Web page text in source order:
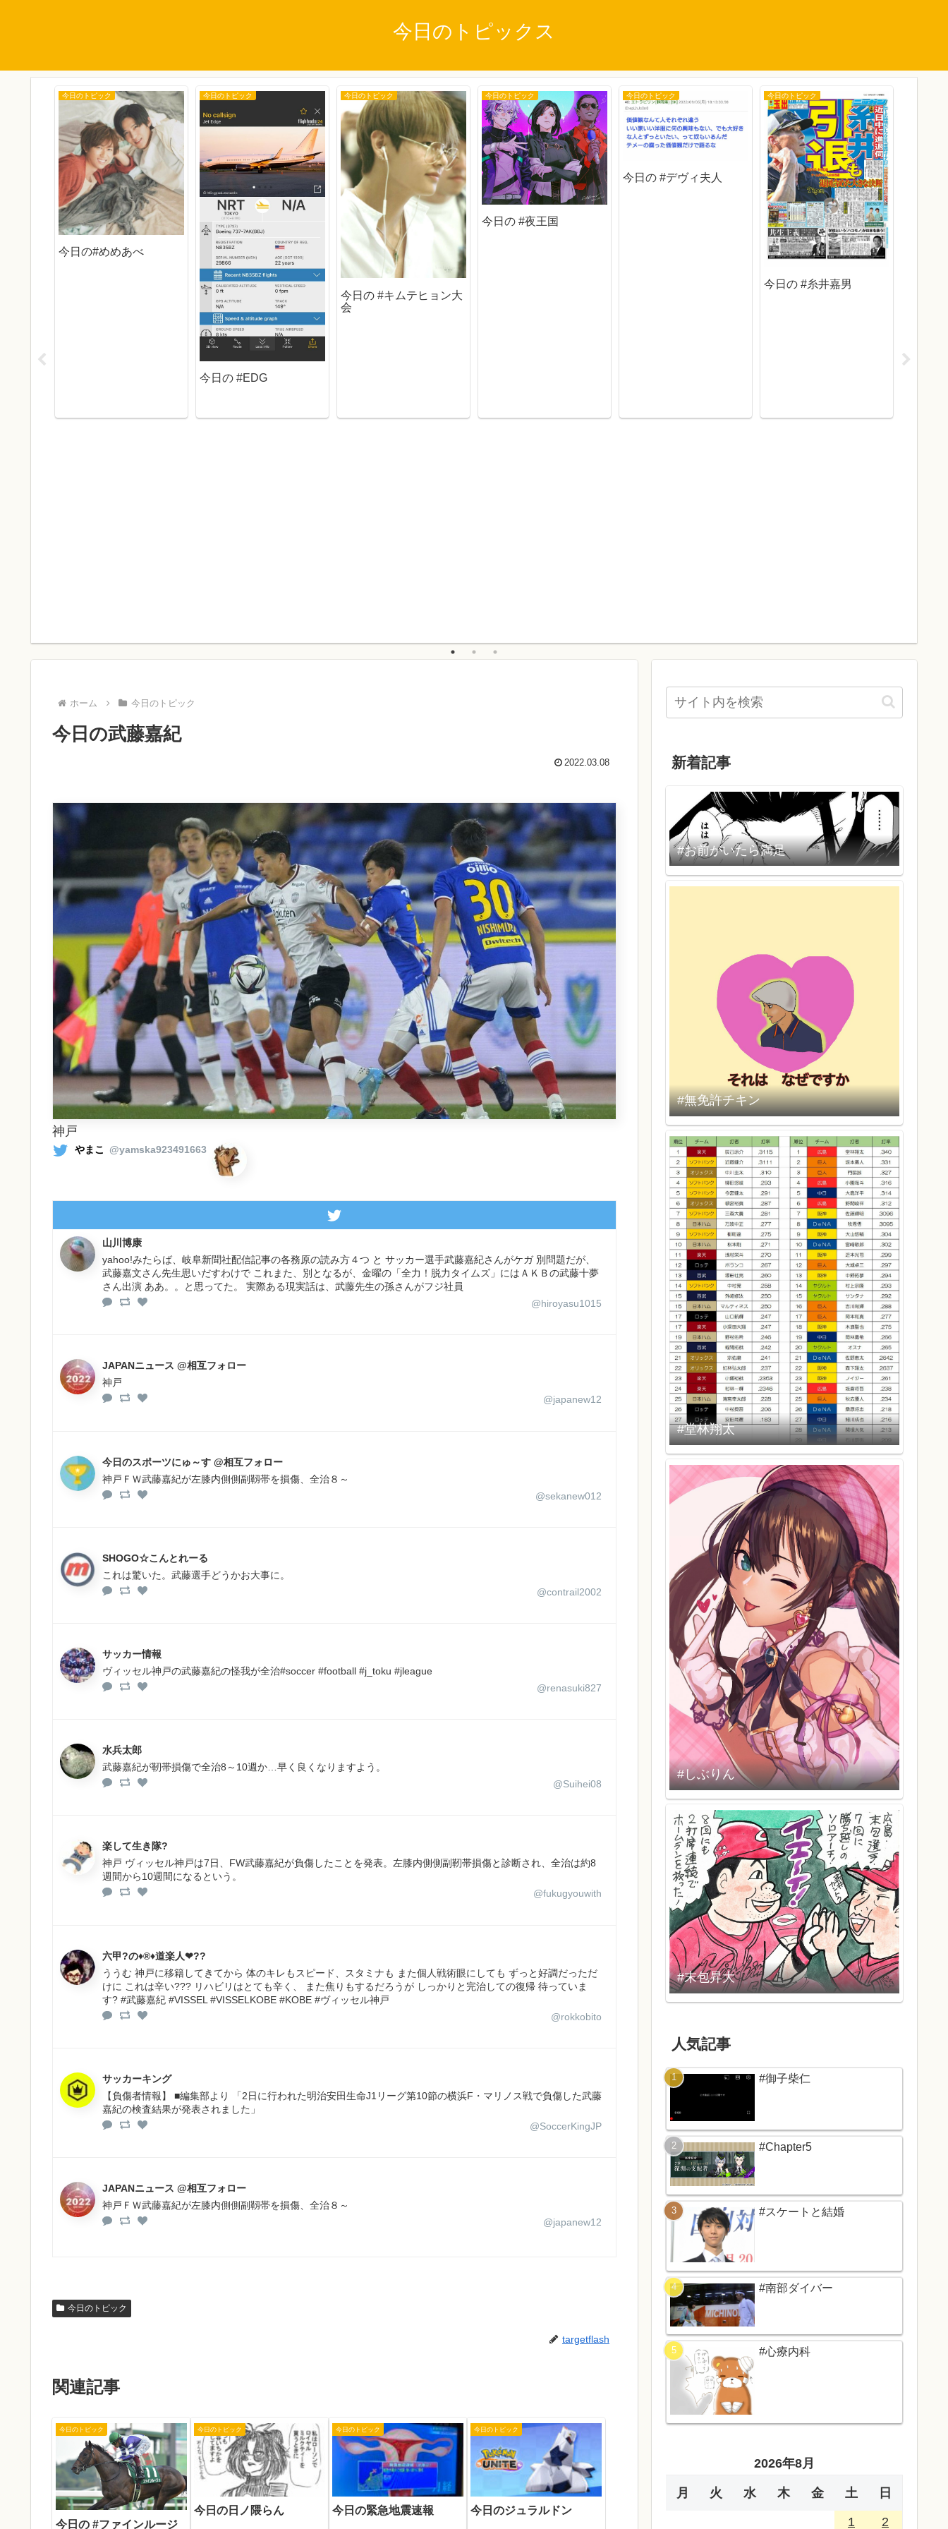
今日のトピックス
今日のトピック
今日の#めめあべ
今日のトピック
今日の #EDG
今日のトピック
今日の #キムテヒョン大
会
今日のトピック
今日の #夜王国
今日のトピック
今日の #デヴィ夫人
今日のトピック
今日の #糸井嘉男
ホーム 今日のトピック
今日の武藤嘉紀
2022.03.08
神戸
やまこ @yamska923491663
山川博康
yahoo!みたらば、岐阜新聞社配信記事の各務原の読み方４つ と サッカー選手武藤嘉紀さんがケガ 別問題だが、
武藤嘉文さん先生思いだすわけで これまた、別となるが、金曜の「全力！脱力タイムズ」にはＡＫＢの武藤十夢
さん出演 ああ。。と思ってた。 実際ある現実話は、武藤先生の孫さんがフジ社員
@hiroyasu1015
JAPANニュース @相互フォロー
神戸
@japanew12
今日のスポーツにゅ～す @相互フォロー
神戸ＦＷ武藤嘉紀が左膝内側側副靱帯を損傷、全治８～
@sekanew012
SHOGO☆こんとれーる
これは驚いた。武藤選手どうかお大事に。
@contrail2002
サッカー情報
ヴィッセル神戸の武藤嘉紀の怪我が全治#soccer #football #j_toku #jleague
@renasuki827
水兵太郎
武藤嘉紀が靭帯損傷で全治8～10週か…早く良くなりますよう。
@Suihei08
楽して生き隊?
神戸 ヴィッセル神戸は7日、FW武藤嘉紀が負傷したことを発表。左膝内側側副靭帯損傷と診断され、全治は約8
週間から10週間になるという。
@fukugyouwith
六甲?の♦®♦道楽人❤??
ううむ 神戸に移籍してきてから 体のキレもスピード、スタミナも また個人戦術眼にしても ずっと好調だっただ
けに これは辛い??? リハビリはとても辛く、 また焦りもするだろうが しっかりと完治しての復帰 待っていま
す? #武藤嘉紀 #VISSEL #VISSELKOBE #KOBE #ヴィッセル神戸
@rokkobito
サッカーキング
【負傷者情報】 ■編集部より 「2日に行われた明治安田生命J1リーグ第10節の横浜F・マリノス戦で負傷した武藤
嘉紀の検査結果が発表されました」
@SoccerKingJP
JAPANニュース @相互フォロー
神戸ＦＷ武藤嘉紀が左膝内側側副靱帯を損傷、全治８～
@japanew12
今日のトピック
targetflash
関連記事
今日のトピック
今日の #ファインルージ
今日のトピック
今日の日ノ隈らん
今日のトピック
今日の緊急地震速報
今日のトピック
今日のジュラルドン
新着記事
#お前がいたら満足
#無免許チキン
#堂林翔太
#しぶりん
#末包昇大
人気記事
#御子柴仁
#Chapter5
#スケートと結婚
#南部ダイバー
#心療内科
2026年8月
月 火 水 木 金 土 日
1 2